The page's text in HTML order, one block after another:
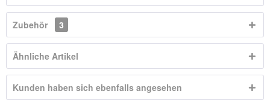
Zubehör 3
Ähnliche Artikel
Kunden haben sich ebenfalls angesehen